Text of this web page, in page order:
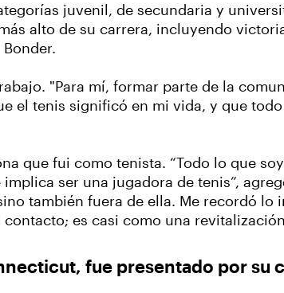
juvenil, de secundaria y
alto de su carrera, incluyendo
"Para mí, formar parte de la
el tenis significó en mi vida, y que
que fui como tenista. “Todo lo que
ser una jugadora de tenis”,
también fuera de ella. Me recordó
es casi como una
fue presentado por su